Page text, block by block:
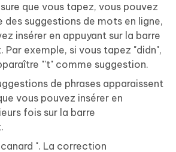
que vous tapez, vous pouvez
des suggestions de mots en ligne,
insérer en appuyant sur la barre
Par exemple, si vous tapez "didn",
"'t" comme suggestion.
de phrases apparaissent
vous pouvez insérer en
fois sur la barre
canard ". La correction